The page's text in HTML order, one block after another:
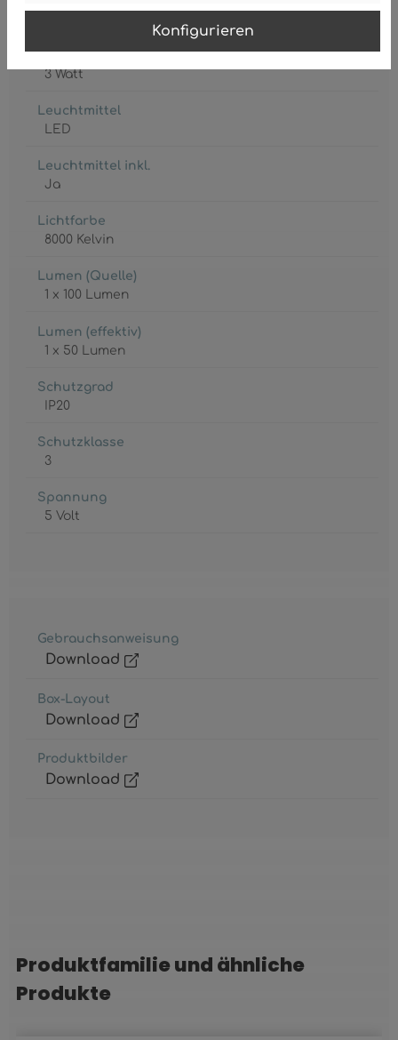
Konfigurieren
Leistungsaufnahme
3 Watt
Leuchtmittel
LED
Leuchtmittel inkl.
Ja
Lichtfarbe
8000 Kelvin
Lumen (Quelle)
1 x 100 Lumen
Lumen (effektiv)
1 x 50 Lumen
Schutzgrad
IP20
Schutzklasse
3
Spannung
5 Volt
Gebrauchsanweisung
Download
Box-Layout
Download
Produktbilder
Download
Produktgalerie überspringen
Produktfamilie und ähnliche
Produkte